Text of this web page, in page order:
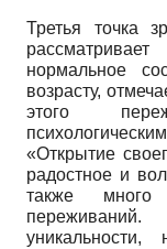
Третья точка
нормальное
возрасту,
этого
«Открытие
радостное и
также много
уникальности,